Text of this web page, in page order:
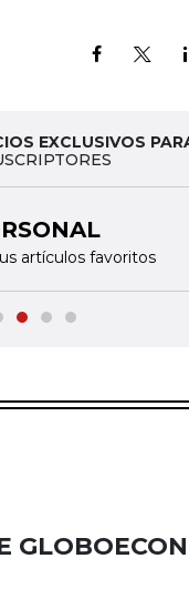
EXCLUSIVOS
artículos favoritos